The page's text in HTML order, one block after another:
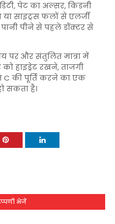
पेट का अल्सर, किडनी
साइट्रस फलों से एलर्जी
पीने से पहले डॉक्टर से
पर और संतुलित मात्रा में
को हाइड्रेट रखने, ताजगी
की पूर्ति करने का एक
सकता है।
भेजें